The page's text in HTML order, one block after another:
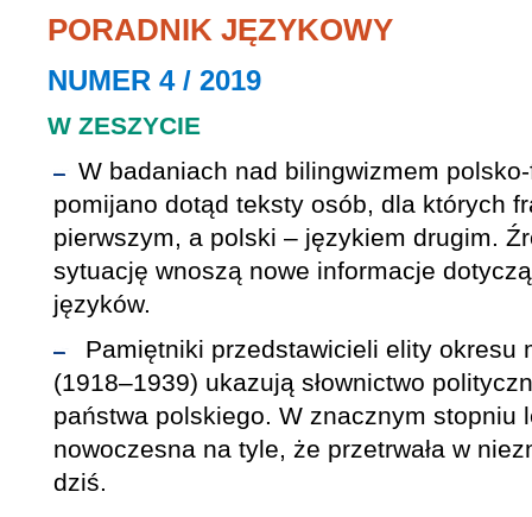
PORADNIK JĘZYKOWY
NUMER 4 / 2019
W ZESZYCIE
W badaniach nad bilingwizmem
pomijano dotąd teksty osób, dla których
pierwszym, a polski – językiem drugim.
sytuację wnoszą nowe informacje
języków.
Pamiętniki przedstawicieli elity okresu
(1918–1939) ukazują słownictwo
państwa polskiego. W znacznym stopniu
nowoczesna na tyle, że przetrwała w
dziś.